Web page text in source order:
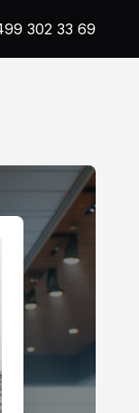
302 33 69